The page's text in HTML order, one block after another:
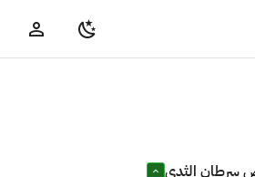
سرطان الثدي